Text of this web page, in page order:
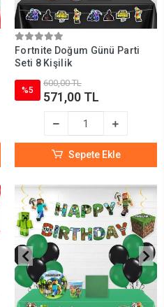
Fortnite Doğum Günü Parti
Seti 8 Kişilik
%5
600,00 TL
571,00 TL
Sepete Ekle